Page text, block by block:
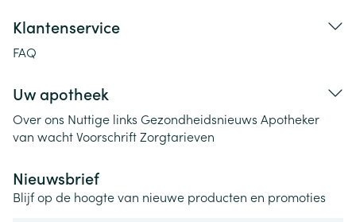
Klantenservice
FAQ
Uw apotheek
Over ons Nuttige links Gezondheidsnieuws Apotheker
van wachtVoorschriftZorgtarieven
Nieuwsbrief
Blijf op de hoogte van nieuwe producten en promoties